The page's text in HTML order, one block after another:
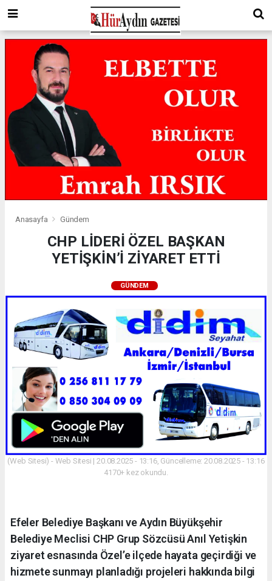
Anasayfa Gündem
CHP LİDERİ ÖZEL BAŞKAN
YETİŞKİN’İ ZİYARET ETTİ
GÜNDEM
(Web Sitesi) - Web Sitesi | 20.08.2025 - 13:16, Güncelleme: 20.08.2025 - 13:16
4170+ kez okundu.
Efeler Belediye Başkanı ve Aydın Büyükşehir
Belediye Meclisi CHP Grup Sözcüsü Anıl Yetişkin
ziyaret esnasında Özel’e ilçede hayata geçirdiği ve
hizmete sunmayı planladığı projeleri hakkında bilgi